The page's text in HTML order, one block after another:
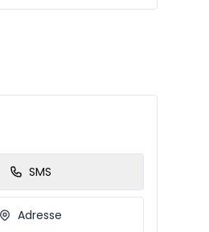
SMS
Adresse